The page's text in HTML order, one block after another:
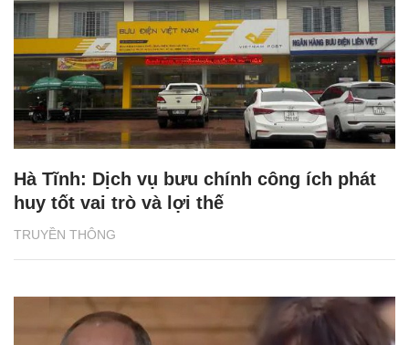
TRUYỀN THÔNG
Hà Tĩnh: Dịch vụ bưu chính công ích phát
huy tốt vai trò và lợi thế